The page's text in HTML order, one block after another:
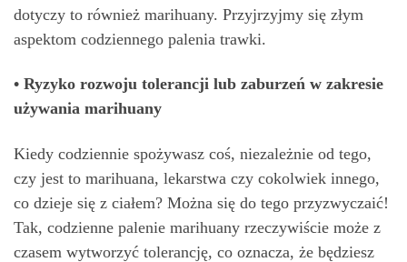
dotyczy to również marihuany. Przyjrzyjmy się złym
aspektom codziennego palenia trawki.
• Ryzyko rozwoju tolerancji lub zaburzeń w zakresie
używania marihuany
Kiedy codziennie spożywasz coś, niezależnie od tego,
czy jest to marihuana, lekarstwa czy cokolwiek innego,
co dzieje się z ciałem? Można się do tego przyzwyczaić!
Tak, codzienne palenie marihuany rzeczywiście może z
czasem wytworzyć tolerancję, co oznacza, że będziesz